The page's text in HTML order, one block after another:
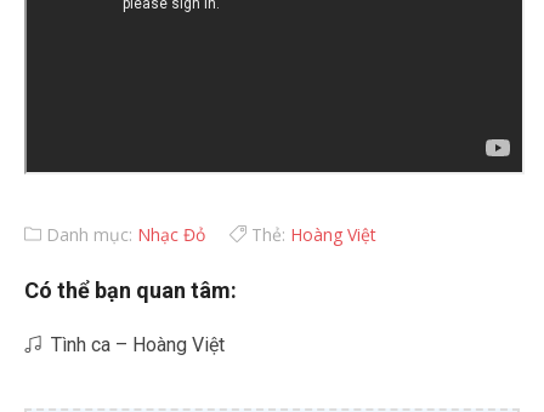
Danh mục: Nhạc Đỏ Thẻ: Hoàng Việt
Có thể bạn quan tâm:
Tình ca – Hoàng Việt